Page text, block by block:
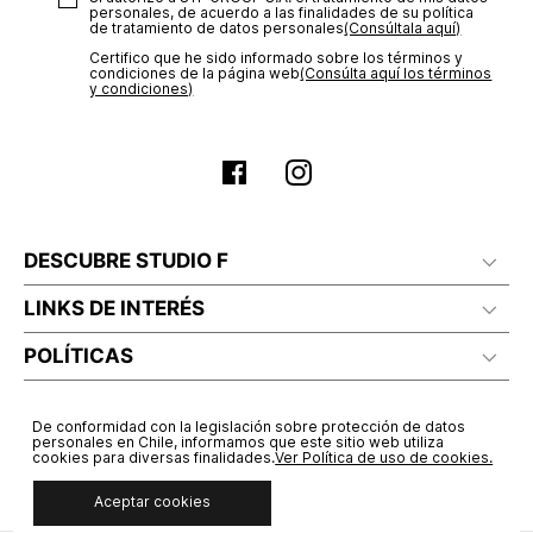
personales, de acuerdo a las finalidades de su política
de tratamiento de datos personales‎(Consúltala aquí)
Certifico que he sido informado sobre los términos y
condiciones de la página web‎(Consúlta aquí los términos
y condiciones)
DESCUBRE STUDIO F
LINKS DE INTERÉS
POLÍTICAS
De conformidad con la legislación sobre protección de datos
personales en Chile, informamos que este sitio web utiliza
cookies para diversas finalidades.Ver Política de uso de cookies.
Aceptar cookies